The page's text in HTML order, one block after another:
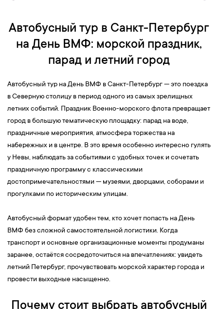
Автобусный тур в Санкт-Петербург
на День ВМФ: морской праздник,
парад и летний город
Автобусный тур на День ВМФ в Санкт-Петербург — это поездка
в Северную столицу в период одного из самых зрелищных
летних событий. Праздник Военно-морского флота превращает
город в большую тематическую площадку: парад на воде,
праздничные мероприятия, атмосфера торжества на
набережных и в центре. В это время особенно интересно гулять
у Невы, наблюдать за событиями с удобных точек и сочетать
праздничную программу с классическими
достопримечательностями — музеями, дворцами, соборами и
прогулками по историческим улицам.
Автобусный формат удобен тем, кто хочет попасть на День
ВМФ без сложной самостоятельной логистики. Когда
транспорт и основные организационные моменты продуманы
заранее, остаётся сосредоточиться на впечатлениях: увидеть
летний Петербург, прочувствовать морской характер города и
провести выходные насыщенно.
Почему стоит выбрать автобусный